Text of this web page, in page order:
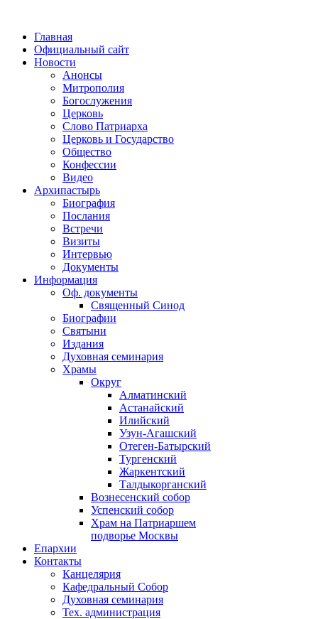
Главная
Официальный сайт
Новости
Анонсы
Митрополия
Богослужения
Церковь
Слово Патриарха
Церковь и Государство
Общество
Конфессии
Видео
Архипастырь
Биография
Послания
Встречи
Визиты
Интервью
Документы
Информация
Оф. документы
Священный Синод
Биографии
Святыни
Издания
Духовная семинария
Храмы
Округ
Алматинский
Астанайский
Илийский
Узун-Агашский
Отеген-Батырский
Тургенский
Жаркентский
Талдыкорганский
Вознесенский собор
Успенский собор
Храм на Патриаршем
подворье Москвы
Епархии
Контакты
Канцелярия
Кафедральный Собор
Духовная семинария
Тех. администрация